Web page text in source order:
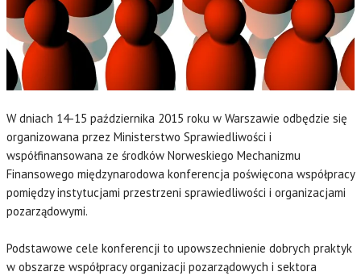
W dniach 14-15 października 2015 roku w Warszawie odbędzie się
organizowana przez Ministerstwo Sprawiedliwości i
współfinansowana ze środków Norweskiego Mechanizmu
Finansowego międzynarodowa konferencja poświęcona współpracy
pomiędzy instytucjami przestrzeni sprawiedliwości i organizacjami
pozarządowymi.
Podstawowe cele konferencji to upowszechnienie dobrych praktyk
w obszarze współpracy organizacji pozarządowych i sektora